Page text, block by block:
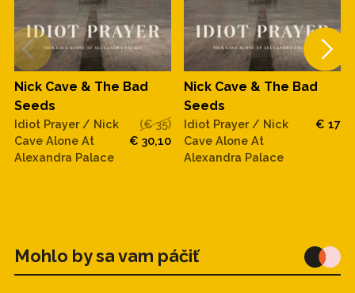
Nick Cave & The Bad
Seeds
Idiot Prayer / Nick
Cave Alone At
Alexandra Palace
(€ 35)
€ 30,10
Nick Cave & The Bad
Seeds
Idiot Prayer / Nick
Cave Alone At
Alexandra Palace
€ 17
Mohlo by sa vam páčiť